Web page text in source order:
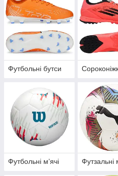
Футбольні бутси
Футбольні мʼячі Футзальні